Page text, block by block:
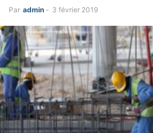
Par admin - 3 février 2019